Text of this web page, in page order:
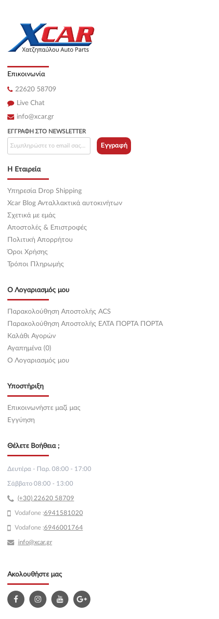
Επικοινωνία
22620 58709
Live Chat
info@xcar.gr
Η Εταιρεία
Υπηρεσία Drop Shipping
Xcar Blog Ανταλλακτικά αυτοκινήτων
Σχετικά με εμάς
Αποστολές & Επιστροφές
Πολιτική Απορρήτου
Όροι Χρήσης
Τρόποι Πληρωμής
Ο Λογαριασμός μου
Παρακολούθηση Αποστολής ACS
Παρακολούθηση Αποστολής ΕΛΤΑ ΠΟΡΤΑ ΠΟΡΤΑ
Καλάθι Αγορών
Αγαπημένα (0)
O Λογαριασμός μου
Υποστήριξη
Επικοινωνήστε μαζί μας
Εγγύηση
ΕΓΓΡΑΦΉ ΣΤΟ NEWSLETTER
Εγγραφή
Θέλετε Βοήθεια ;
Δευτέρα - Παρ. 08:00 - 17:00
Σάββατο 08:00 - 13:00
(+30) 22620 58709
Vodafone :6941581020
Vodafone :6946001764
info@xcar.gr
Ακολουθήστε μας